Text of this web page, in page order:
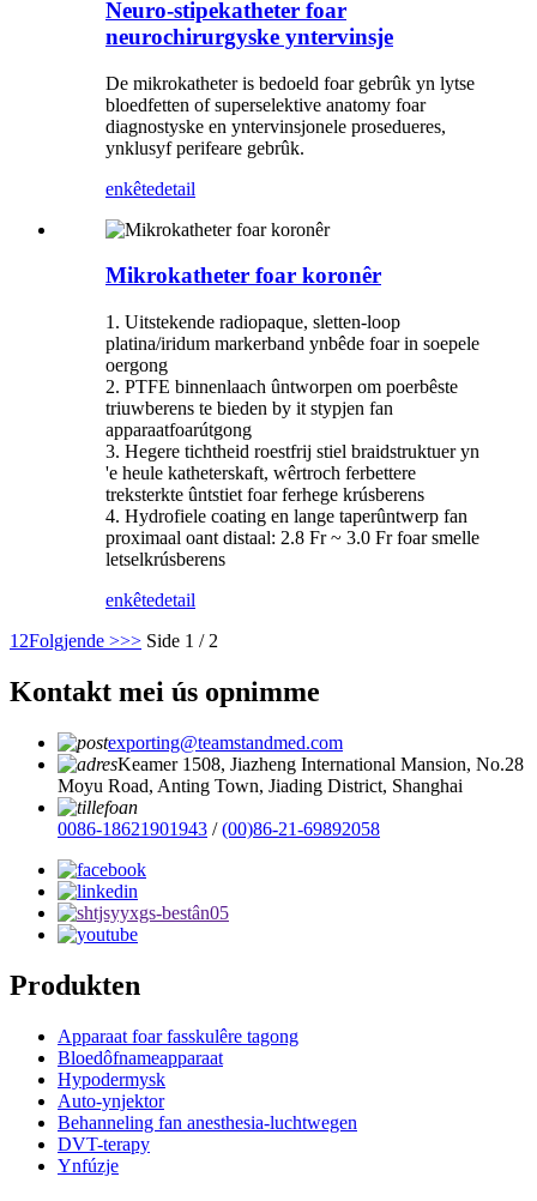
Neuro-stipekatheter foar
neurochirurgyske yntervinsje
De mikrokatheter is bedoeld foar gebrûk yn lytse
bloedfetten of superselektive anatomy foar
diagnostyske en yntervinsjonele prosedueres,
ynklusyf perifeare gebrûk.
enkêtedetail
Mikrokatheter foar koronêr
1. Uitstekende radiopaque, sletten-loop
platina/iridum markerband ynbêde foar in soepele
oergong
2. PTFE binnenlaach ûntworpen om poerbêste
triuwberens te bieden by it stypjen fan
apparaatfoarútgong
3. Hegere tichtheid roestfrij stiel braidstruktuer yn
'e heule katheterskaft, wêrtroch ferbettere
treksterkte ûntstiet foar ferhege krúsberens
4. Hydrofiele coating en lange taperûntwerp fan
proximaal oant distaal: 2.8 Fr ~ 3.0 Fr foar smelle
letselkrúsberens
enkêtedetail
1 2Folgjende >>> Side 1 / 2
Kontakt mei ús opnimme
exporting@teamstandmed.com
Keamer 1508, Jiazheng International Mansion, No.28
Moyu Road, Anting Town, Jiading District, Shanghai
0086-18621901943 /(00)86-21-69892058
Produkten
Apparaat foar fasskulêre tagong
Bloedôfnameapparaat
Hypodermysk
Auto-ynjektor
Behanneling fan anesthesia-luchtwegen
DVT-terapy
Ynfúzje